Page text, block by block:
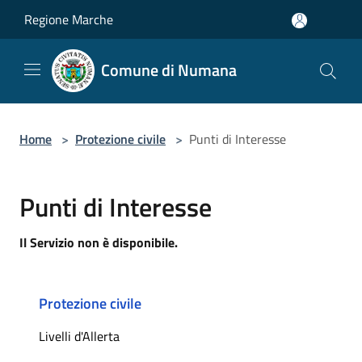
Regione Marche
Comune di Numana
Home > Protezione civile > Punti di Interesse
Punti di Interesse
Il Servizio non è disponibile.
Protezione civile
Livelli d'Allerta